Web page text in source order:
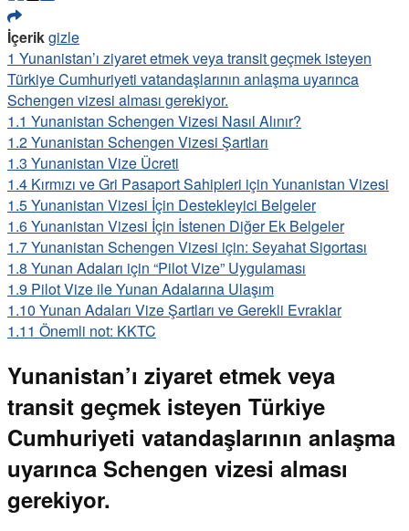
İçerikgizle
1 Yunanistan’ı ziyaret etmek veya transit geçmek isteyen
Türkiye Cumhuriyeti vatandaşlarının anlaşma uyarınca
Schengen vizesi alması gerekiyor.
1.1 Yunanistan Schengen Vizesi Nasıl Alınır?
1.2Yunanistan Schengen Vizesi Şartları
1.3 Yunanistan Vize Ücreti
1.4 Kırmızı ve Gri Pasaport Sahipleri için Yunanistan Vizesi
1.5Yunanistan Vizesi İçin Destekleyici Belgeler
1.6Yunanistan Vizesi İçin İstenen Diğer Ek Belgeler
1.7Yunanistan Schengen Vizesi için: Seyahat Sigortası
1.8 Yunan Adaları için “Pilot Vize” Uygulaması
1.9 Pilot Vize ile Yunan Adalarına Ulaşım
1.10 Yunan Adaları Vize Şartları ve Gerekli Evraklar
1.11 Önemli not: KKTC
Yunanistan’ı ziyaret etmek veya
transit geçmek isteyen Türkiye
Cumhuriyeti vatandaşlarının anlaşma
uyarınca Schengen vizesi alması
gerekiyor.